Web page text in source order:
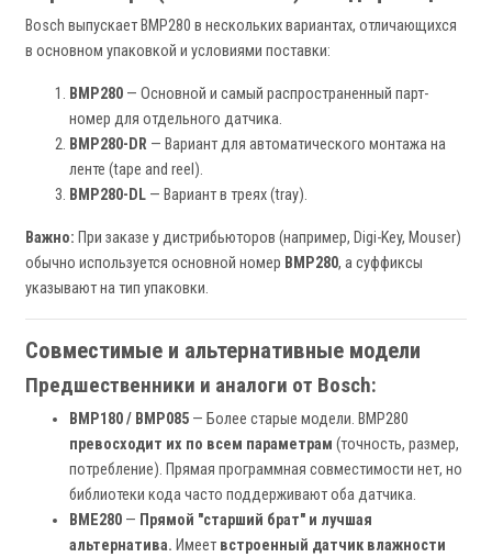
Bosch выпускает BMP280 в нескольких вариантах, отличающихся
в основном упаковкой и условиями поставки:
BMP280 — Основной и самый распространенный парт-
номер для отдельного датчика.
BMP280-DR — Вариант для автоматического монтажа на
ленте (tape and reel).
BMP280-DL — Вариант в треях (tray).
Важно: При заказе у дистрибьюторов (например, Digi-Key, Mouser)
обычно используется основной номер BMP280, а суффиксы
указывают на тип упаковки.
Совместимые и альтернативные модели
Предшественники и аналоги от Bosch:
BMP180 / BMP085 — Более старые модели. BMP280
превосходит их по всем параметрам (точность, размер,
потребление). Прямая программная совместимости нет, но
библиотеки кода часто поддерживают оба датчика.
BME280 — Прямой "старший брат" и лучшая
альтернатива. Имеет встроенный датчик влажности